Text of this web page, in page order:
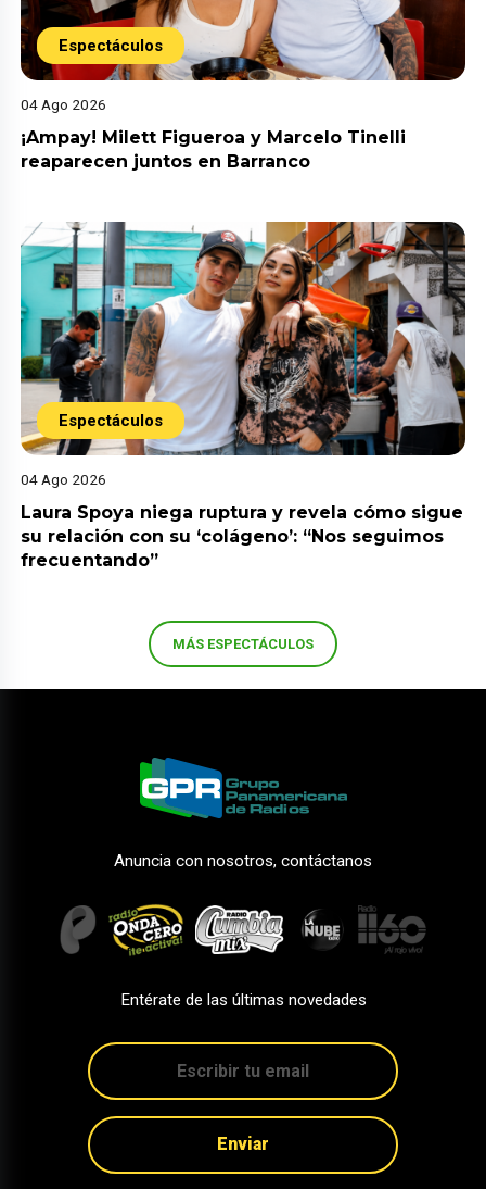
Espectáculos
04 Ago 2026
¡Ampay! Milett Figueroa y Marcelo Tinelli
reaparecen juntos en Barranco
Espectáculos
04 Ago 2026
Laura Spoya niega ruptura y revela cómo sigue
su relación con su ‘colágeno’: “Nos seguimos
frecuentando”
MÁS ESPECTÁCULOS
Anuncia con nosotros, contáctanos
Entérate de las últimas novedades
Enviar